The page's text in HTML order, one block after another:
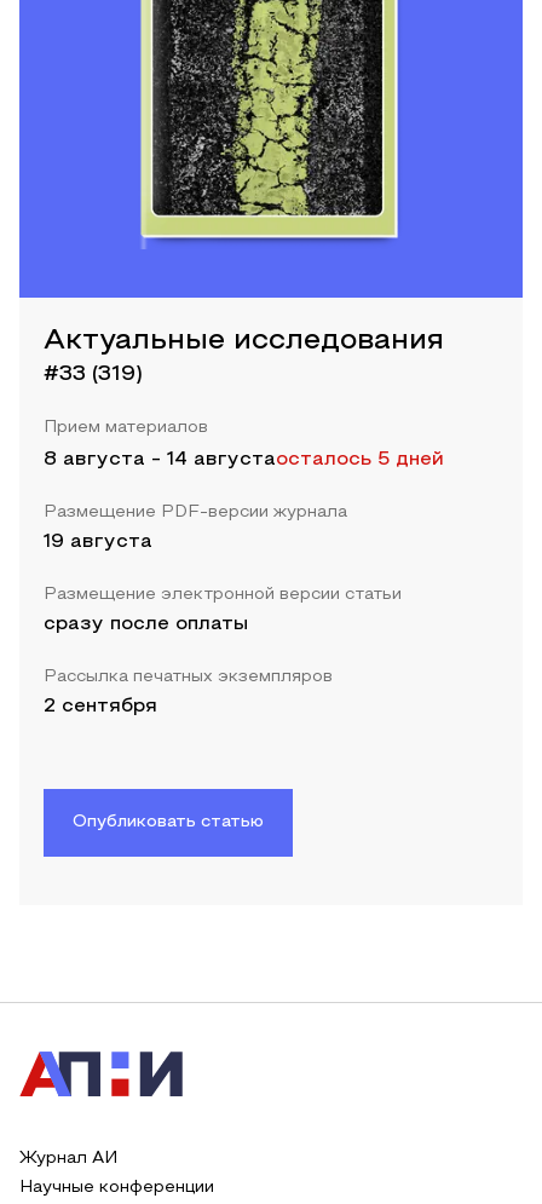
Актуальные исследования
#33 (319)
Прием материалов
8 августа - 14 августаосталось 5 дней
Размещение PDF-версии журнала
19 августа
Размещение электронной версии статьи
сразу после оплаты
Рассылка печатных экземпляров
2 сентября
Опубликовать статью
Журнал АИ
Научные конференции